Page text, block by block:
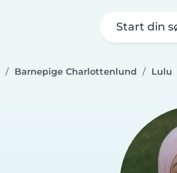
Start din
Barnepige Charlottenlund Lulu